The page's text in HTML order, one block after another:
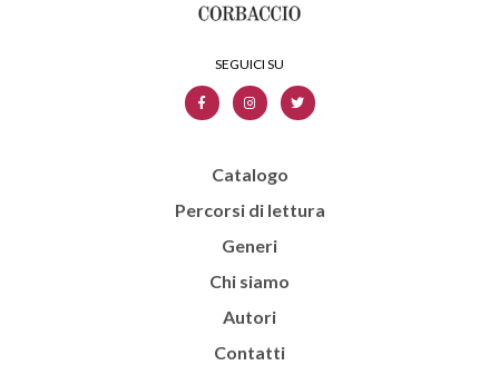
Catalogo
Percorsi di lettura
Generi
Chi siamo
Autori
Contatti